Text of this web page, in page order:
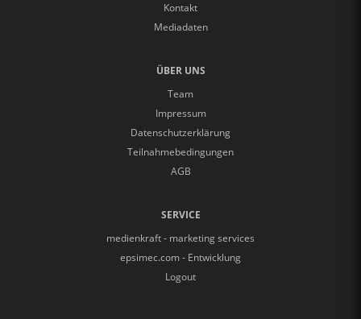
Kontakt
Mediadaten
ÜBER UNS
Team
Impressum
Datenschutzerklärung
Teilnahmebedingungen
AGB
SERVICE
medienkraft - marketing services
epsimec.com - Entwicklung
Logout